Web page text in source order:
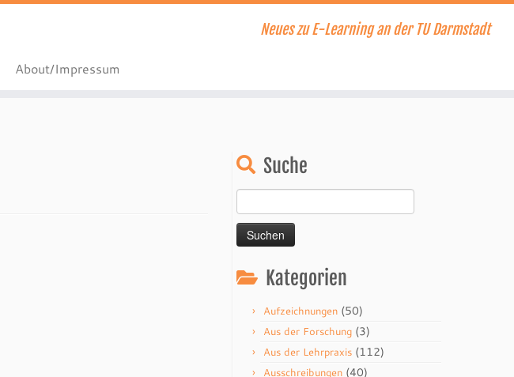
Neues zu E-Learning an der TU Darmstadt
About/Impressum
Suche
nach:
Kategorien
Aufzeichnungen (50)
Aus der Forschung (3)
Aus der Lehrpraxis (112)
Ausschreibungen (40)